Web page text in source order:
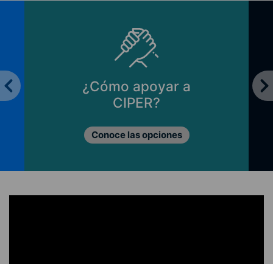
¿Cómo apoyar a
CIPER?
Conoce las opciones